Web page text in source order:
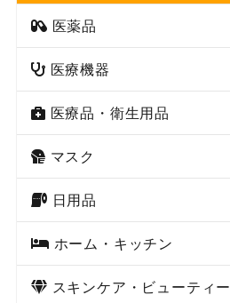
医薬品
医療機器
医療品・衛生用品
マスク
日用品
ホーム・キッチン
スキンケア・ビューティー